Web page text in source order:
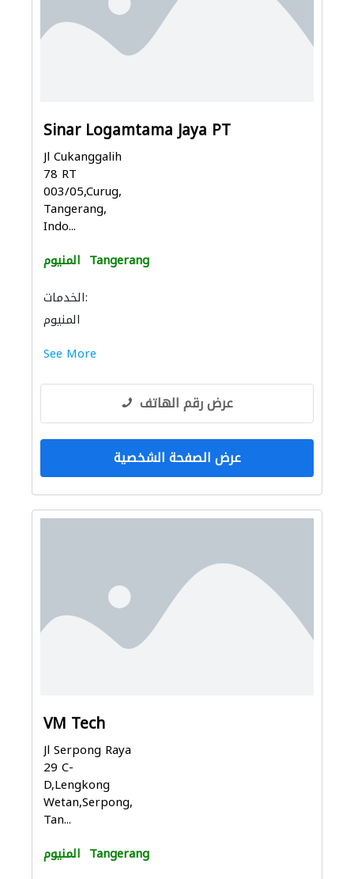
Sinar Logamtama Jaya PT
Jl Cukanggalih
78 RT
003/05,Curug,
Tangerang,
Indo...
المنيوم Tangerang
الخدمات:
المنيوم
See More
عرض رقم الهاتف
عرض الصفحة الشخصية
VM Tech
Jl Serpong Raya
29 C-
D,Lengkong
Wetan,Serpong,
Tan...
المنيوم Tangerang